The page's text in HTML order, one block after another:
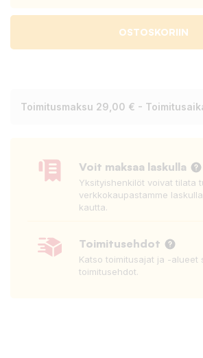
OSTOSKORIIN
Toimitusmaksu 29,00 € -
Voit maksaa laskulla
Yksityishenkilöt voivat tilata
verkkokaupastamme
kautta.
Toimitusehdot
Katso toimitusajat ja -alueet
toimitusehdot.